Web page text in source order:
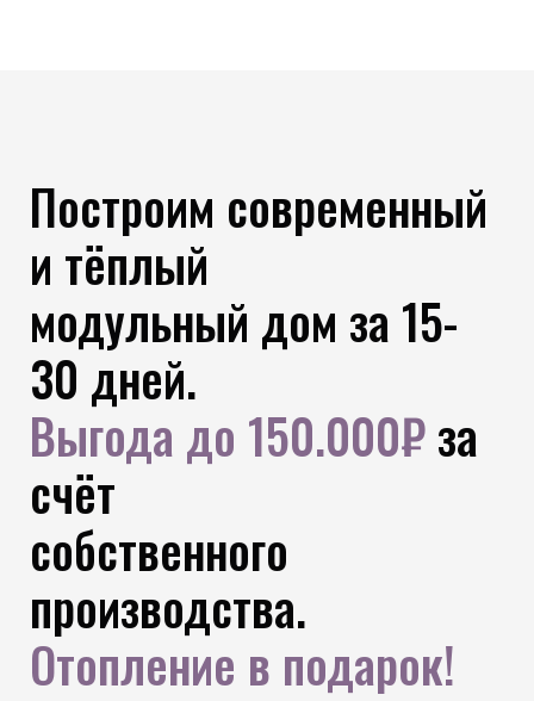
Построим современный
и тёплый
модульный дом за 15-
30 дней.
Выгода до 150.000₽за
счёт
собственного
производства.
Отопление в подарок!